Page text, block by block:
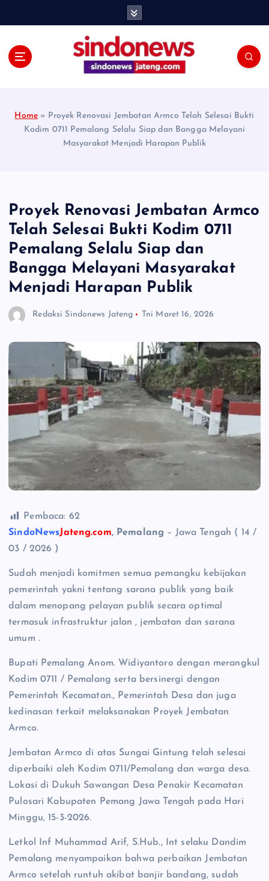
Home » Proyek Renovasi Jembatan Armco Telah Selesai Bukti
Kodim 0711 Pemalang Selalu Siap dan Bangga Melayani
Masyarakat Menjadi Harapan Publik
Proyek Renovasi Jembatan Armco
Telah Selesai Bukti Kodim 0711
Pemalang Selalu Siap dan
Bangga Melayani Masyarakat
Menjadi Harapan Publik
Redaksi Sindonews Jateng Tni Maret 16, 2026
Pembaca: 62
SindoNewsJateng.com, Pemalang – Jawa Tengah ( 14 /
03 / 2026 )
Sudah menjadi komitmen semua pemangku kebijakan
pemerintah yakni tentang sarana publik yang baik
dalam menopang pelayan publik secara optimal
termasuk infrastruktur jalan , jembatan dan sarana
umum .
Bupati Pemalang Anom. Widiyantoro dengan merangkul
Kodim 0711 / Pemalang serta bersinergi dengan
Pemerintah Kecamatan., Pemerintah Desa dan juga
kedinasan terkait melaksanakan Proyek Jembatan
Armco.
Jembatan Armco di atas Sungai Gintung telah selesai
diperbaiki oleh Kodim 0711/Pemalang dan warga desa.
Lokasi di Dukuh Sawangan Desa Penakir Kecamatan
Pulosari Kabupaten Pemang Jawa Tengah pada Hari
Minggu, 15-3-2026.
Letkol Inf Muhammad Arif, S.Hub., Int selaku Dandim
Pemalang menyampaikan bahwa perbaikan Jembatan
Armco setelah runtuh akibat banjir bandang, sudah